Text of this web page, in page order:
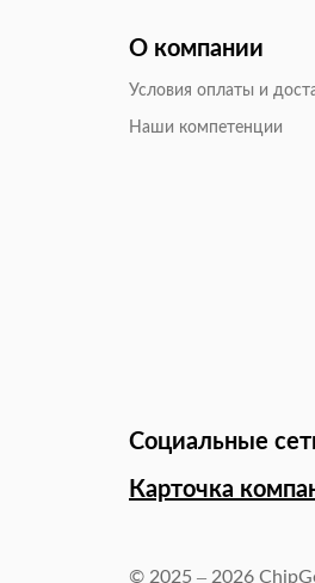
О компании
Условия оплаты и
Наши компетенции
Карточка
© 2025 – 2026